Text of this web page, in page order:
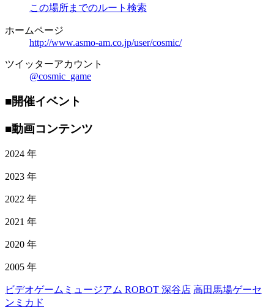
この場所までのルート検索
ホームページ
http://www.asmo-am.co.jp/user/cosmic/
ツイッターアカウント
@cosmic_game
■開催イベント
■動画コンテンツ
2024 年
2023 年
2022 年
2021 年
2020 年
2005 年
ビデオゲームミュージアム ROBOT 深谷店 高田馬場ゲーセ
ンミカド